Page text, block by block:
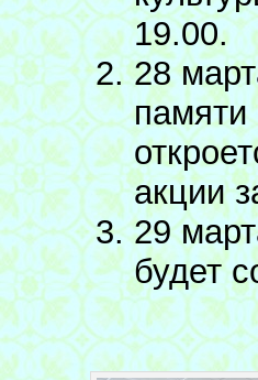
19.00.
28
памяти
акции
29
будет